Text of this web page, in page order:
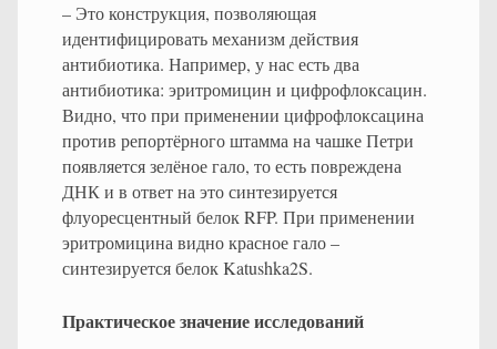
– Это конструкция, позволяющая
идентифицировать механизм действия
антибиотика. Например, у нас есть два
антибиотика: эритромицин и цифрофлоксацин.
Видно, что при применении цифрофлоксацина
против репортёрного штамма на чашке Петри
появляется зелёное гало, то есть повреждена
ДНК и в ответ на это синтезируется
флуоресцентный белок RFP. При применении
эритромицина видно красное гало –
синтезируется белок Katushka2S.
Практическое значение исследований